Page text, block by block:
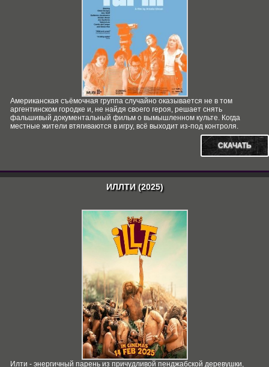
Американская съёмочная группа случайно оказывается не в том
аргентинском городке и, не найдя своего героя, решает снять
фальшивый документальный фильм о вымышленном культе. Когда
местные жители втягиваются в игру, всё выходит из-под контроля.
СКАЧАТЬ
ИЛЛТИ (2025)
Илти - энергичный парень из причудливой пенджабской деревушки,